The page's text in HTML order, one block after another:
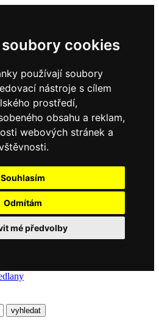
cookies
používají soubory
nástroje s cílem
prostředí,
obsahu a reklam,
webových stránek a
Souhlasím
Odmítám
mé předvolby